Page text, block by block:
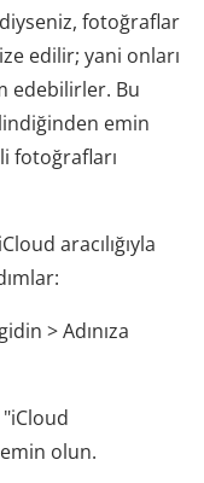
fotoğraflar
edilir; yani onları
edebilirler. Bu
emin
fotoğrafları
aracılığıyla
> Adınıza
olun.